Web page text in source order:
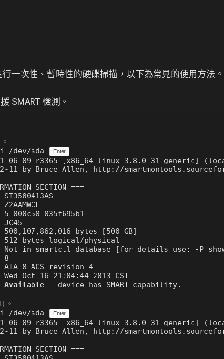
一次性、暫時性的硬碟掃描，以下為常見的使用方法。
SMART 檢測。
/dev/sda
Enter
06-09 r3365 [x86_64-linux-3.8.0-31-generic]
11 by Bruce Allen, http://
SECTION ===
5 000c50 035f695b1
bytes [500 GB]
bytes logical/physical
in smartctl database [for details use: -P
8
8-ACS revision 4
Oct 16 21:04:44 2013 CST
Available - device has SMART capability.
。
/dev/sda
Enter
06-09 r3365 [x86_64-linux-3.8.0-31-generic]
11 by Bruce Allen, http://
SECTION ===